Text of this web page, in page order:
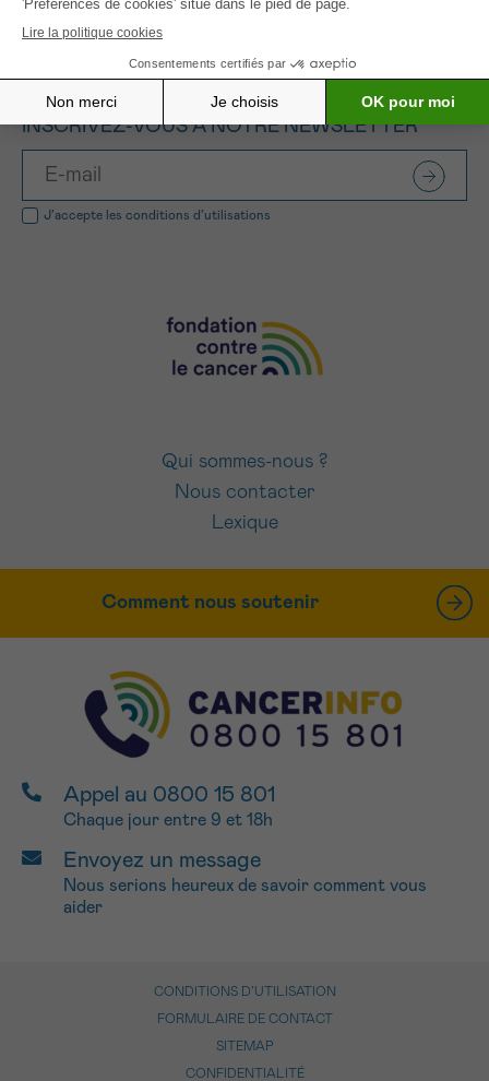
Télécharger
INSCRIVEZ-VOUS À NOTRE NEWSLETTER
J’accepte les conditions d’utilisations
Qui sommes-nous ?
Nous contacter
Lexique
Comment nous soutenir
Appel au 0800 15 801
Chaque jour entre 9 et 18h
Envoyez un message
Nous serions heureux de savoir comment vous
aider
CONDITIONS D’UTILISATION
FORMULAIRE DE CONTACT
SITEMAP
CONFIDENTIALITÉ